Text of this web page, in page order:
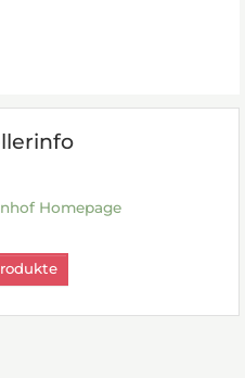
Homepage